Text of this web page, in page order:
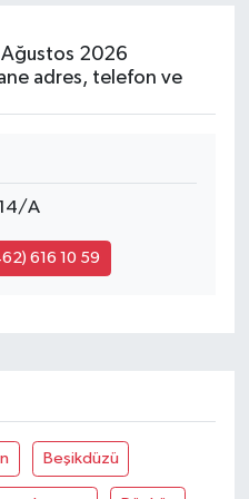
2026
adres, telefon ve
A
616 10 59
Beşikdüzü